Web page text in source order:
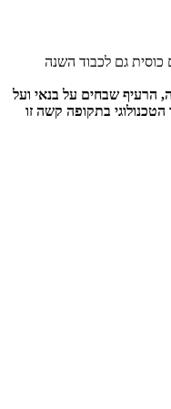
כוסית גם לכבוד השנה
הרעיף שבחים על בנאי ועל
בתקופה קשה זו